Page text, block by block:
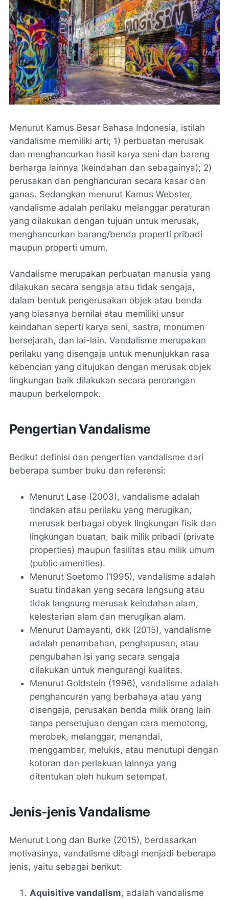
Menurut Kamus Besar Bahasa Indonesia, istilah
vandalisme memiliki arti; 1) perbuatan merusak
dan menghancurkan hasil karya seni dan barang
berharga lainnya (keindahan dan sebagainya); 2)
perusakan dan penghancuran secara kasar dan
ganas. Sedangkan menurut Kamus Webster,
vandalisme adalah perilaku melanggar peraturan
yang dilakukan dengan tujuan untuk merusak,
menghancurkan barang/benda properti pribadi
maupun properti umum.
Vandalisme merupakan perbuatan manusia yang
dilakukan secara sengaja atau tidak sengaja,
dalam bentuk pengerusakan objek atau benda
yang biasanya bernilai atau memiliki unsur
keindahan seperti karya seni, sastra, monumen
bersejarah, dan lai-lain. Vandalisme merupakan
perilaku yang disengaja untuk menunjukkan rasa
kebencian yang ditujukan dengan merusak objek
lingkungan baik dilakukan secara perorangan
maupun berkelompok.
Pengertian Vandalisme
Berikut definisi dan pengertian vandalisme dari
beberapa sumber buku dan referensi:
Menurut Lase (2003), vandalisme adalah
tindakan atau perilaku yang merugikan,
merusak berbagai obyek lingkungan fisik dan
lingkungan buatan, baik milik pribadi (private
properties) maupun fasilitas atau milik umum
(public amenities).
Menurut Soetomo (1995), vandalisme adalah
suatu tindakan yang secara langsung atau
tidak langsung merusak keindahan alam,
kelestarian alam dan merugikan alam.
Menurut Damayanti, dkk (2015), vandalisme
adalah penambahan, penghapusan, atau
pengubahan isi yang secara sengaja
dilakukan untuk mengurangi kualitas.
Menurut Goldstein (1996), vandalisme adalah
penghancuran yang berbahaya atau yang
disengaja, perusakan benda milik orang lain
tanpa persetujuan dengan cara memotong,
merobek, melanggar, menandai,
menggambar, melukis, atau menutupi dengan
kotoran dan perlakuan lainnya yang
ditentukan oleh hukum setempat.
Jenis-jenis Vandalisme
Menurut Long dan Burke (2015), berdasarkan
motivasinya, vandalisme dibagi menjadi beberapa
jenis, yaitu sebagai berikut:
Aquisitive vandalism, adalah vandalisme